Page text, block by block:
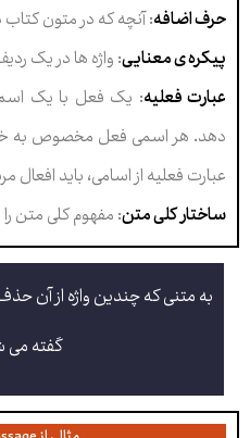
حرف اضافه: آنچه که در متون
پیکره ی معنایی: واژه ها در یک
عبارت فعلیه: یک فعل با یک
دهد. هر اسمی فعل مخصوص به
عبارت فعلیه از اسامی، باید افعال
ساختار کلی متن: مفهوم کلی متن
به متنی که چندین واژه از آن
گفته